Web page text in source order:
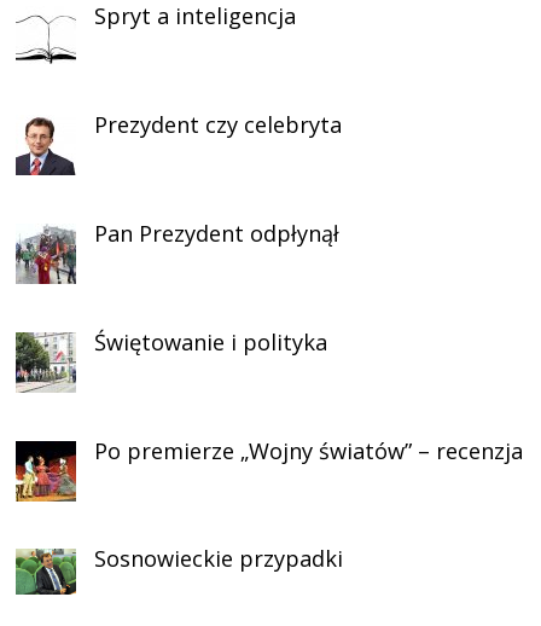
Spryt a inteligencja
Prezydent czy celebryta
Pan Prezydent odpłynął
Świętowanie i polityka
Po premierze „Wojny światów” – recenzja
Sosnowieckie przypadki